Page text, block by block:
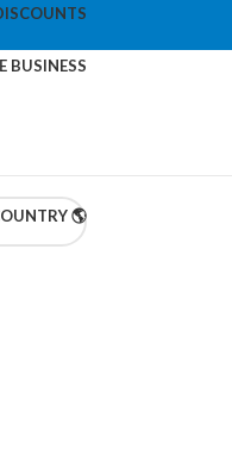
BUSINESS
🌎